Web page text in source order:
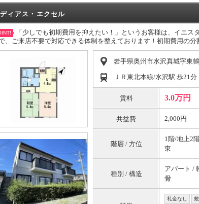
ディアス・エクセル
「少しでも初期費用を抑えたい！」というお客様は、イエ
、ご来店不要で対応できる体制を整えております！初期費用の
岩手県奥州市水沢真城字東
ＪＲ東北本線/水沢駅 歩21分
賃料 3.0万円
共益費 2,000円
階層 / 方位
1階/地上2
東
種別 / 構造
アパート /
骨
礼金なし